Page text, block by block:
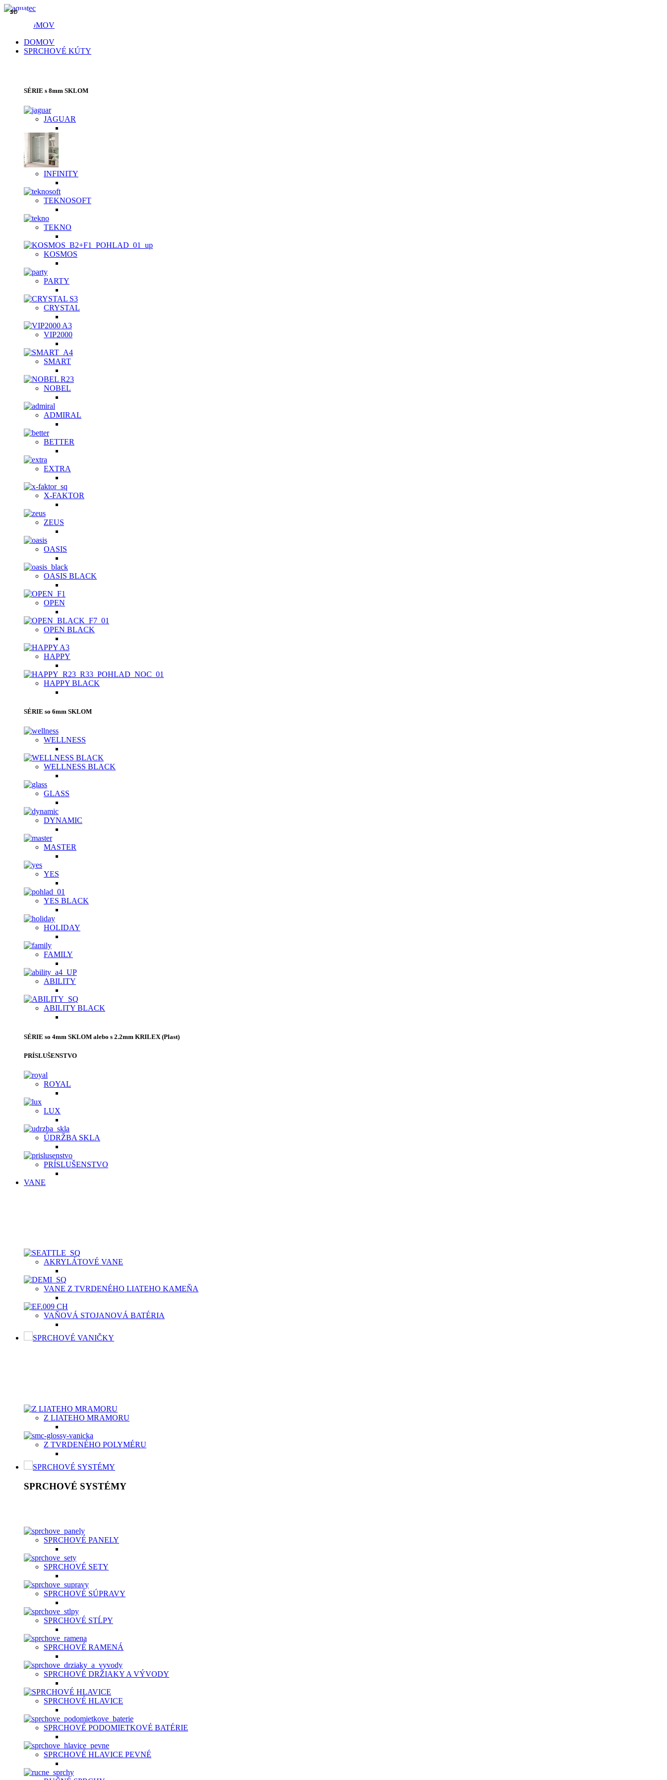
DOMOV
DOMOV
SPRCHOVÉ KÚTY
SÉRIE s 8mm SKLOM
JAGUAR
INFINITY
TEKNOSOFT
TEKNO
KOSMOS
PARTY
CRYSTAL
VIP2000
SMART
NOBEL
ADMIRAL
BETTER
EXTRA
X-FAKTOR
ZEUS
OASIS
OASIS BLACK
OPEN
OPEN BLACK
HAPPY
HAPPY BLACK
SÉRIE so 6mm SKLOM
WELLNESS
WELLNESS BLACK
GLASS
DYNAMIC
MASTER
YES
YES BLACK
HOLIDAY
FAMILY
ABILITY
ABILITY BLACK
SÉRIE so 4mm SKLOM alebo s 2.2mm KRILEX (Plast)
PRÍSLUŠENSTVO
ROYAL
LUX
ÚDRŽBA SKLA
PRÍSLUŠENSTVO
VANE
AKRYLÁTOVÉ VANE
VANE Z TVRDENÉHO LIATEHO KAMEŇA
VAŇOVÁ STOJANOVÁ BATÉRIA
SPRCHOVÉ VANIČKY
Z LIATEHO MRAMORU
Z TVRDENÉHO POLYMÉRU
SPRCHOVÉ SYSTÉMY
SPRCHOVÉ SYSTÉMY
SPRCHOVÉ PANELY
SPRCHOVÉ SETY
SPRCHOVÉ SÚPRAVY
SPRCHOVÉ STĹPY
SPRCHOVÉ RAMENÁ
SPRCHOVÉ DRŽIAKY A VÝVODY
SPRCHOVÉ HLAVICE
SPRCHOVÉ PODOMIETKOVÉ BATÉRIE
SPRCHOVÉ HLAVICE PEVNÉ
3D
3D
3D
3D
3D
3D
3D